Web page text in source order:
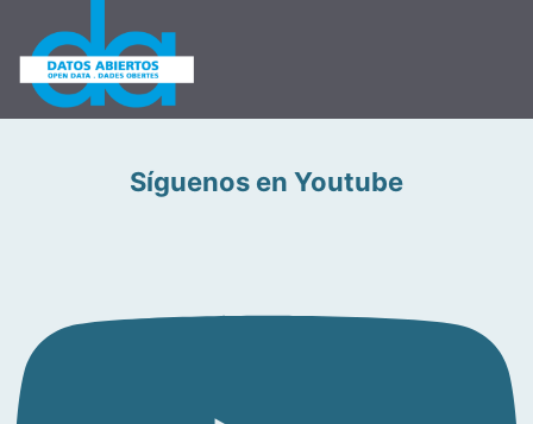
Síguenos en Youtube